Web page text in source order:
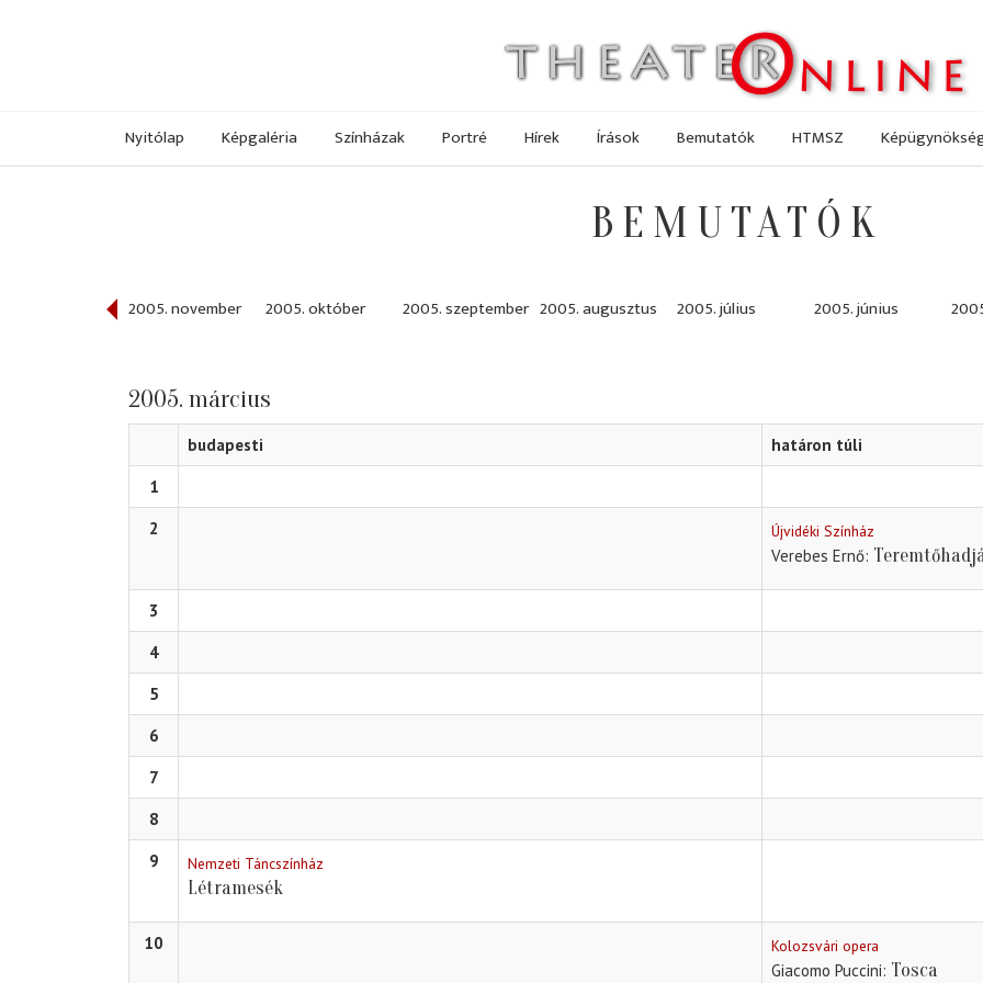
Nyitólap Képgaléria Színházak Portré Hírek Írások Bemutatók HTMSZ
BEMUTATÓK
2005. november 2005. október 2005. szeptember 2005. augusztus 2005. július 2005. június
2005. március
budapesti
határon túli
1
2
Újvidéki Színház
Verebes Ernő
3
4
5
6
7
8
9
Nemzeti Táncszínház
Létramesék
10 Kolozsvári opera
Giacomo Puccini Tosca